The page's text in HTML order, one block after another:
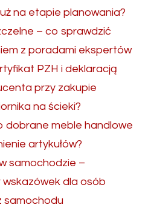
na etapie planowania?
– co sprawdzić
z poradami ekspertów
PZH i deklaracją
przy zakupie
na ścieki?
dobrane meble handlowe
artykułów?
samochodzie –
dla osób
samochodu